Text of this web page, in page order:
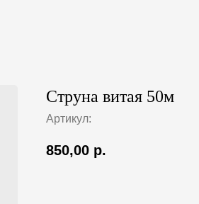
Струна витая 50м
Артикул:
850,00 р.